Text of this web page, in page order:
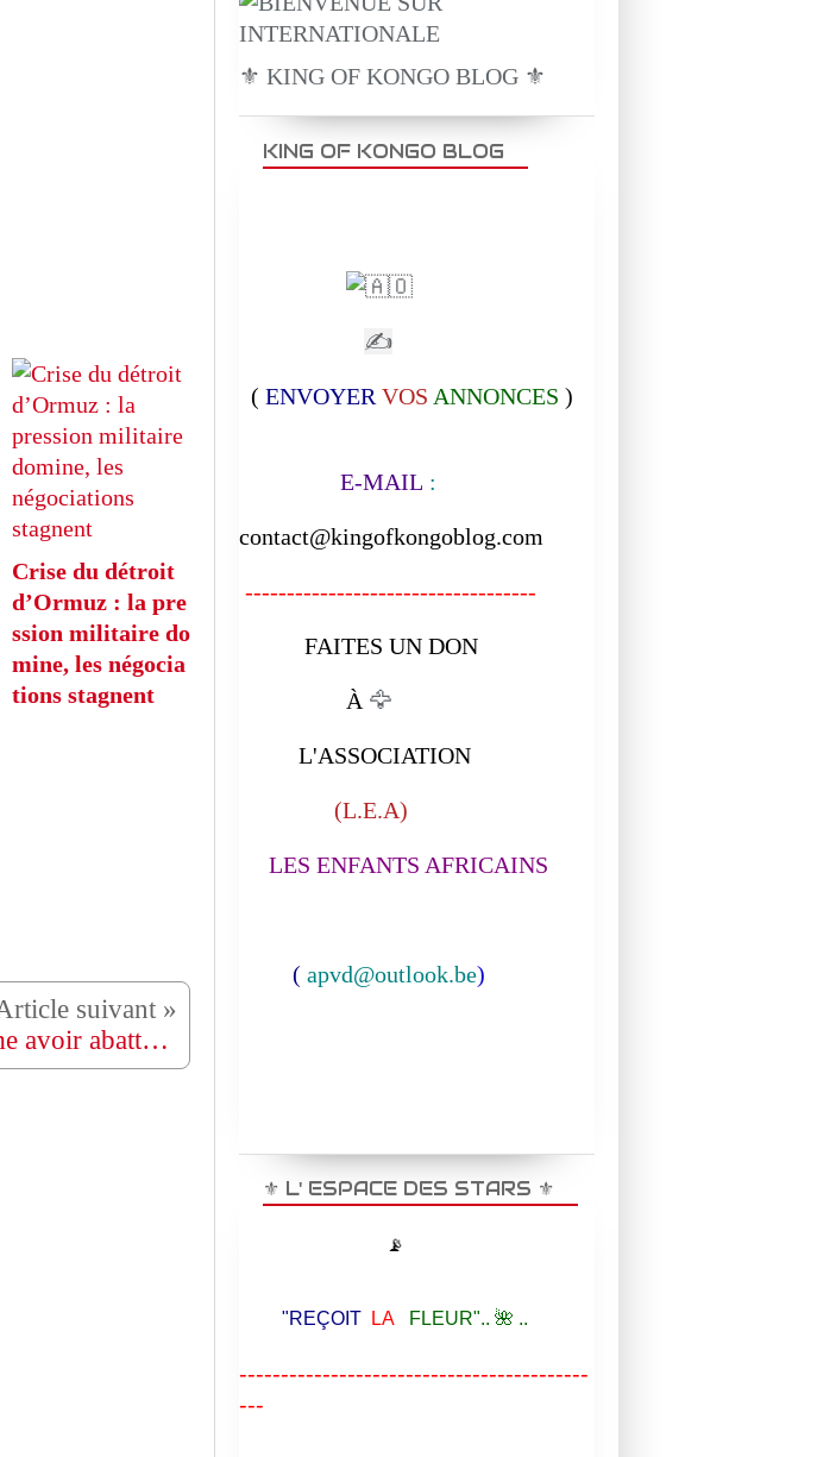
Crise du détroit
d’Ormuz : la pre
ssion militaire do
mine, les négocia
tions stagnent
Moscou affirme avoir abattu 116 drones ukrainiens
⚜️ KING OF KONGO BLOG ⚜️
KING OF KONGO BLOG
✍
( ENVOYER VOS ANNONCES )
E-MAIL :
contact@kingofkongoblog.com
-----------------------------------
FAITES UN DON
À 🦅
L'ASSOCIATION
(L.E.A)
LES ENFANTS AFRICAINS
( apvd@outlook.be)
⚜️ L' ESPACE DES STARS ⚜️
📡
"REÇOIT LA FLEUR".. 🌺 ..
------------------------------------------
---